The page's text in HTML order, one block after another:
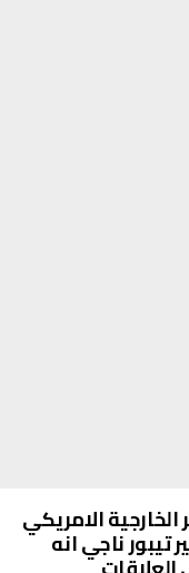
الامريكي
تيبور ناجي انه